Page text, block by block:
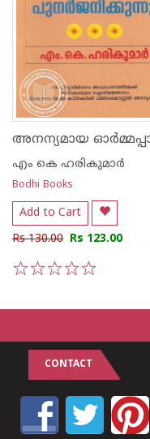
എം കെ ഹരികുമാര്‍
Bodhi Books
Add to Cart
Rs 130.00 Rs 123.00
CONTACT